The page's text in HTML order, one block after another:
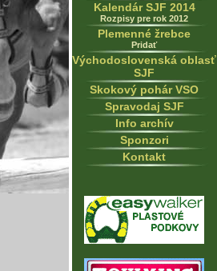
Kalendár SJF 2014
Rozpisy pre rok 2012
Plemenné žrebce
Pridať
Východoslovenská oblasť
SJF
Skokový pohár VSO
Spravodaj SJF
Info archív
Sponzori
Kontakt